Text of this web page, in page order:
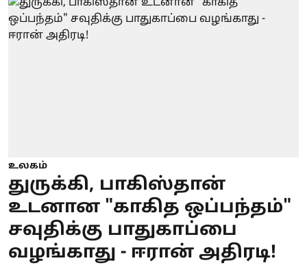
உலகம்
துருக்கி, பாகிஸ்தான்
உடனான "காகித ஒப்பந்தம்"
சவுதிக்கு பாதுகாப்பை
வழங்காது - ஈரான் அதிரடி!